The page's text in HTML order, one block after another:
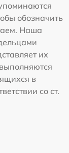
обозначить
Наша
их
в
со ст.